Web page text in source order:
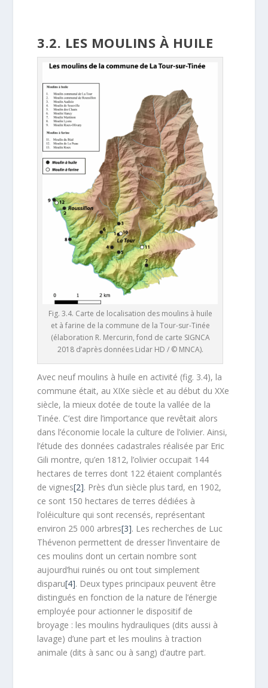
3.2. LES MOULINS À HUILE
Fig. 3.4. Carte de localisation des moulins à huile
et à farine de la commune de la Tour-sur-Tinée
(élaboration R. Mercurin, fond de carte SIGNCA
2018 d’après données Lidar HD / © MNCA).
Avec neuf moulins à huile en activité (fig. 3.4), la
commune était, au XIXe siècle et au début du XXe
siècle, la mieux dotée de toute la vallée de la
Tinée. C’est dire l’importance que revêtait alors
dans l’économie locale la culture de l’olivier. Ainsi,
l’étude des données cadastrales réalisée par Eric
Gili montre, qu’en 1812, l’olivier occupait 144
hectares de terres dont 122 étaient complantés
de vignes[2]. Près d’un siècle plus tard, en 1902,
ce sont 150 hectares de terres dédiées à
l’oléiculture qui sont recensés, représentant
environ 25 000 arbres[3]. Les recherches de Luc
Thévenon permettent de dresser l’inventaire de
ces moulins dont un certain nombre sont
aujourd’hui ruinés ou ont tout simplement
disparu[4]. Deux types principaux peuvent être
distingués en fonction de la nature de l’énergie
employée pour actionner le dispositif de
broyage : les moulins hydrauliques (dits aussi à
lavage) d’une part et les moulins à traction
animale (dits à sanc ou à sang) d’autre part.